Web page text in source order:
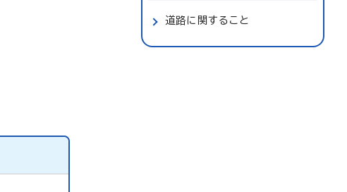
道路に関すること